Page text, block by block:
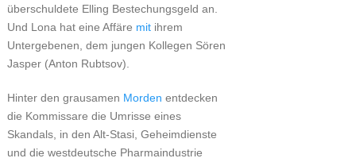
überschuldete Elling Bestechungsgeld an.
Und Lona hat eine Affäre mitihrem
Untergebenen, dem jungen Kollegen Sören
Jasper (Anton Rubtsov).
Hinter den grausamen Morden entdecken
die Kommissare die Umrisse eines
Skandals, in den Alt-Stasi, Geheimdienste
und die westdeutsche Pharmaindustrie